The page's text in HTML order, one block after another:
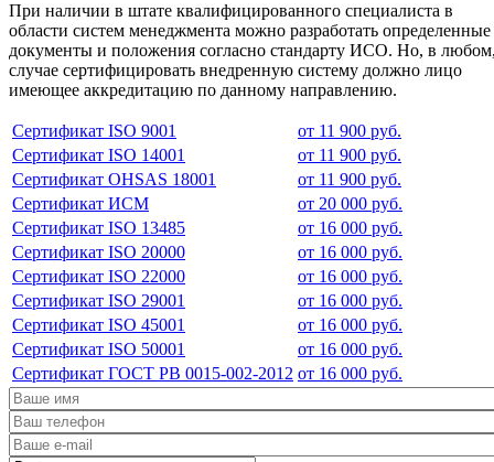
При наличии в штате квалифицированного специалиста в
области систем менеджмента можно разработать определенные
документы и положения согласно стандарту ИСО. Но, в
случае сертифицировать внедренную систему должно лицо
имеющее аккредитацию по данному направлению.
Сертификат ISO 9001
от 11 900 руб.
Сертификат ISO 14001
от 11 900 руб.
Сертификат OHSAS 18001
от 11 900 руб.
Сертификат ИСМ
от 20 000 руб.
Сертификат ISO 13485
от 16 000 руб.
Сертификат ISO 20000
от 16 000 руб.
Сертификат ISO 22000
от 16 000 руб.
Сертификат ISO 29001
от 16 000 руб.
Сертификат ISO 45001
от 16 000 руб.
Сертификат ISO 50001
от 16 000 руб.
Сертификат ГОСТ РВ 0015-002-2012 от 16 000 руб.